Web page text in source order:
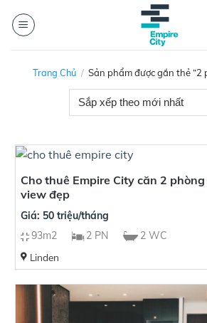
Trang Chủ / Sản phẩm được gắn thẻ “2
Cho thuê Empire City căn 2
view đẹp
Giá: 50 triệu/tháng
93m2
2 PN 2 WC
Linden